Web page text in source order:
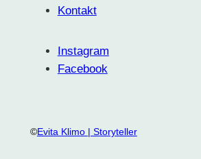
Kontakt
Instagram
Facebook
©Evita Klimo | Storyteller